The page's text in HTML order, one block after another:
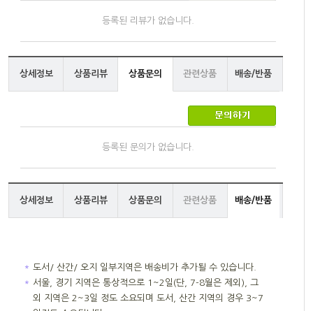
등록된 리뷰가 없습니다.
상세정보 상품리뷰 상품문의 관련상품 배송/반품
등록된 문의가 없습니다.
상세정보 상품리뷰 상품문의 관련상품 배송/반품
＊
도서/ 산간/ 오지 일부지역은 배송비가 추가될 수 있습니다.
＊ 서울, 경기 지역은 통상적으로 1~2일(단, 7-8월은 제외), 그
외 지역은 2~3일 정도 소요되며 도서, 산간 지역의 경우 3~7